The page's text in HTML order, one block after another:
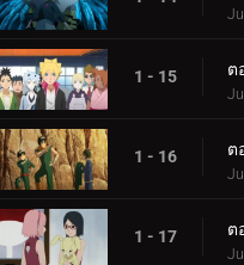
1 - 15 ต
1 - 16
1 - 17 ต